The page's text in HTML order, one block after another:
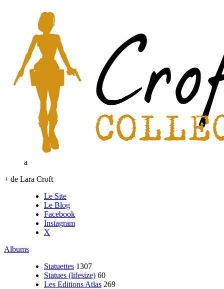
a
+ de Lara Croft
Le Site
Le Blog
Facebook
Instagram
X
Albums
Statuettes 1307
Statues (lifesize) 60
Les Editions Atlas 269